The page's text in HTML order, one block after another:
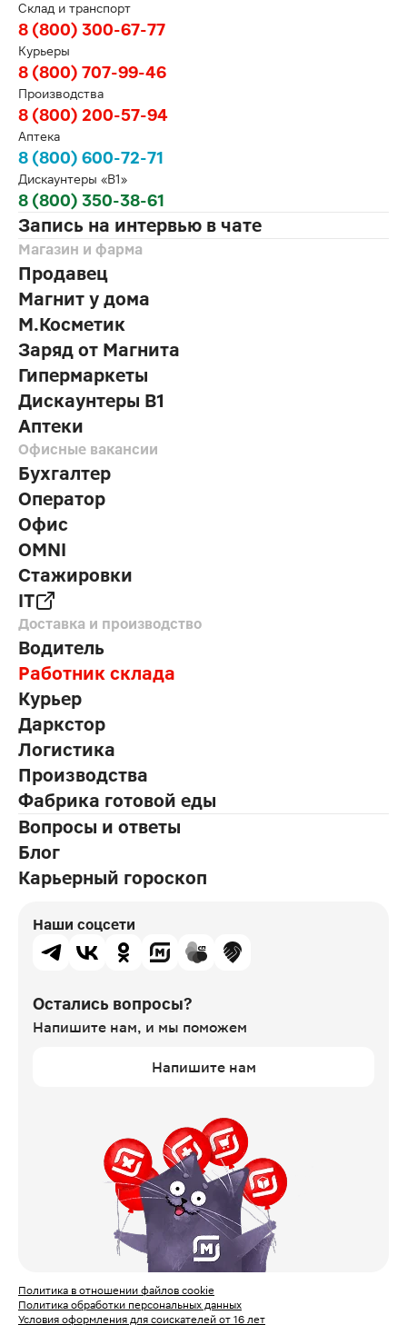
Склад и транспорт
8 (800) 300-67-77
Курьеры
8 (800) 707-99-46
Производства
8 (800) 200-57-94
Аптека
8 (800) 600-72-71
Дискаунтеры «В1»
8 (800) 350-38-61
Запись на интервью в чате
Магазин и фарма
Продавец
Магнит у дома
М.Косметик
Заряд от Магнита
Гипермаркеты
Дискаунтеры В1
Аптеки
Офисные вакансии
Бухгалтер
Оператор
Офис
OMNI
Стажировки
IT
Доставка и производство
Водитель
Работник склада
Курьер
Даркстор
Логистика
Производства
Фабрика готовой еды
Вопросы и ответы
Блог
Карьерный гороскоп
Наши соцсети
Остались вопросы?
Напишите нам, и мы поможем
Напишите нам
Политика в отношении файлов cookie
Политика обработки персональных данных
Условия оформления для соискателей от 16 лет